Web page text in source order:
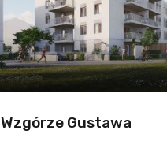
Wzgórze Gustawa